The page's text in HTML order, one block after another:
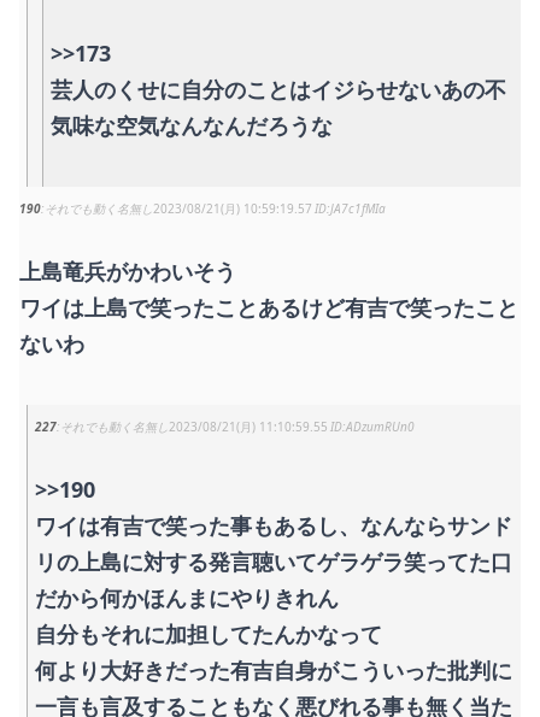
>>173
芸人のくせに自分のことはイジらせないあの不
気味な空気なんなんだろうな
190 それでも動く名無し2023/08/21(月) 10:59:19.57 JA7c1fMIa
上島竜兵がかわいそう
ワイは上島で笑ったことあるけど有吉で笑ったこと
ないわ
227 それでも動く名無し2023/08/21(月) 11:10:59.55 ADzumRUn0
>>190
ワイは有吉で笑った事もあるし、なんならサンド
リの上島に対する発言聴いてゲラゲラ笑ってた口
だから何かほんまにやりきれん
自分もそれに加担してたんかなって
何より大好きだった有吉自身がこういった批判に
一言も言及することもなく悪びれる事も無く当た